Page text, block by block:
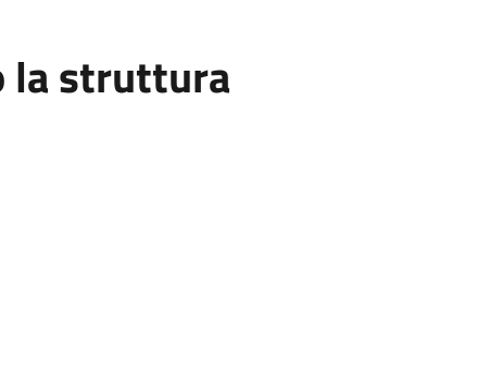
la struttura